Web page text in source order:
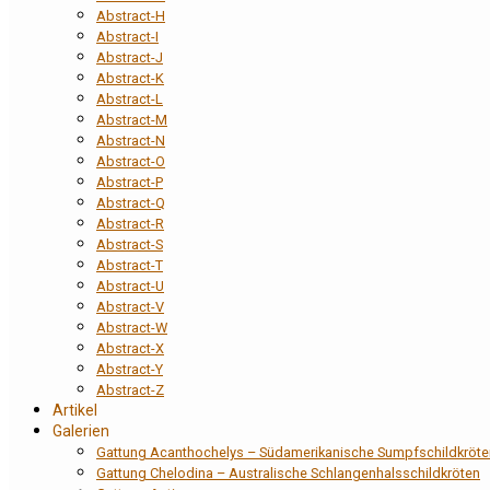
Abstract-H
Abstract-I
Abstract-J
Abstract-K
Abstract-L
Abstract-M
Abstract-N
Abstract-O
Abstract-P
Abstract-Q
Abstract-R
Abstract-S
Abstract-T
Abstract-U
Abstract-V
Abstract-W
Abstract-X
Abstract-Y
Abstract-Z
Artikel
Galerien
Gattung Acanthochelys – Südamerikanische
Gattung Chelodina – Australische Schlangenhalsschildkröten